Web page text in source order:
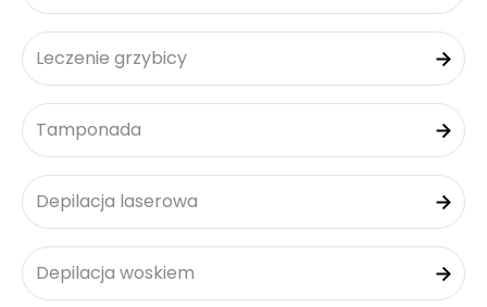
Leczenie grzybicy
Tamponada
Depilacja laserowa
Depilacja woskiem